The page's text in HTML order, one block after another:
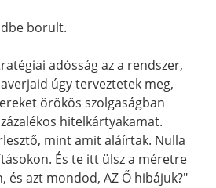
borult.
adósság az a rendszer,
úgy terveztetek meg,
örökös szolgaságban
hitelkártyakamat.
mint amit aláírtak. Nulla
És te itt ülsz a méretre
azt mondod, AZ Ő hibájuk?"